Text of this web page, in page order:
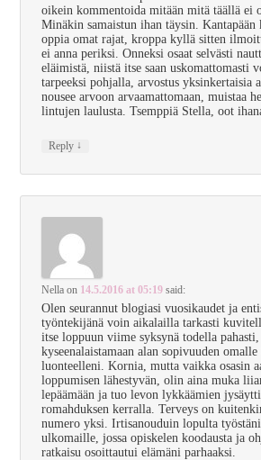
oikein kommentoida mitään mitä täällä ei
Minäkin samaistun ihan täysin.
oppia omat rajat, kroppa kyllä sitten
ei anna periksi. Onneksi osaat selvästi
eläimistä, niistä itse saan uskomattomasti
tarpeeksi pohjalla, arvostus yksinkertaisia
nousee arvoon arvaamattomaan, muistaa
lintujen laulusta. Tsemppiä Stella, oot
Reply ↓
Nella on 14.5.2016 at 05:19 said:
Olen seurannut blogiasi vuosikaudet ja
työntekijänä voin aikalailla tarkasti
itse loppuun viime syksynä todella
kyseenalaistamaan alan sopivuuden
luonteelleni. Kornia, mutta vaikka osasin
loppumisen lähestyvän, olin aina muka
lepäämään ja tuo levon lykkäämien
romahduksen kerralla. Terveys on
numero yksi. Irtisanouduin lopulta
ulkomaille, jossa opiskelen koodausta ja
ratkaisu osoittautui elämäni parhaaksi.